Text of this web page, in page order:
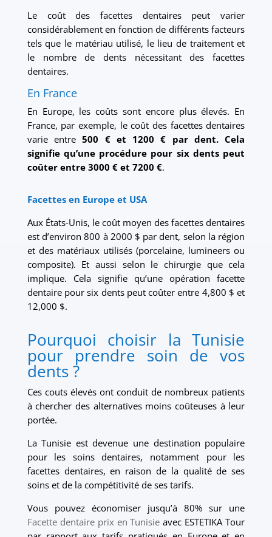
Le coût des facettes dentaires peut varier
considérablement en fonction de différents facteurs
tels que le matériau utilisé, le lieu de traitement et
le nombre de dents nécessitant des facettes
dentaires.
En France
En Europe, les coûts sont encore plus élevés. En
France, par exemple, le coût des facettes dentaires
varie entre500 € et 1200 € par dent. Cela
signifie qu’une procédure pour six dents peut
coûter entre 3000 € et 7200 €.
Facettes en Europe et USA
Aux États-Unis, le coût moyen des facettes dentaires
est d’environ 800 à 2000 $ par dent, selon la région
et des matériaux utilisés (porcelaine, lumineers ou
composite). Et aussi selon le chirurgie que cela
implique. Cela signifie qu’une opération facette
dentaire pour six dents peut coûter entre 4,800 $ et
12,000 $.
Pourquoi choisir la Tunisie
pour prendre soin de vos
dents ?
Ces couts élevés ont conduit de nombreux patients
à chercher des alternatives moins coûteuses à leur
portée.
La Tunisie est devenue une destination populaire
pour les soins dentaires, notamment pour les
facettes dentaires, en raison de la qualité de ses
soins et de la compétitivité de ses tarifs.
Vous pouvez économiser jusqu’à 80% sur une
Facette dentaire prix en Tunisieavec ESTETIKA Tour